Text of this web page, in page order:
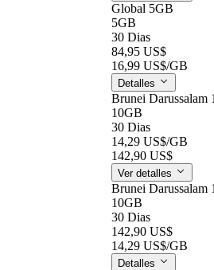
Global 5GB
5GB
30 Dias
84,95 US$
16,99 US$/GB
Detalles
Brunei Darussalam
10GB
30 Dias
14,29 US$/GB
142,90 US$
Ver detalles
Brunei Darussalam
10GB
30 Dias
142,90 US$
14,29 US$/GB
Detalles